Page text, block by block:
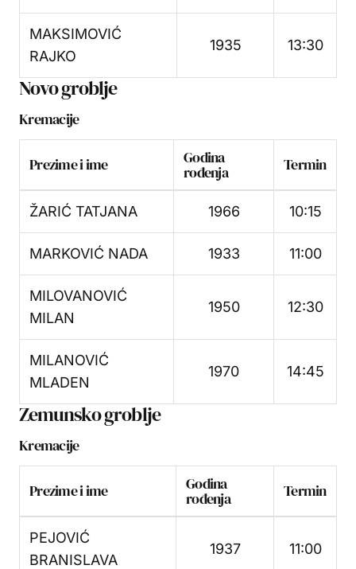
MAKSIMOVIĆ
RAJKO
1935 13:30
Novo groblje
Kremacije
Prezime i ime Godina
rođenja Termin
ŽARIĆ TATJANA 1966 10:15
MARKOVIĆ NADA 1933 11:00
MILOVANOVIĆ
MILAN
1950 12:30
MILANOVIĆ
MLADEN
1970 14:45
Zemunsko groblje
Kremacije
Prezime i ime Godina
rođenja Termin
PEJOVIĆ
BRANISLAVA
1937 11:00